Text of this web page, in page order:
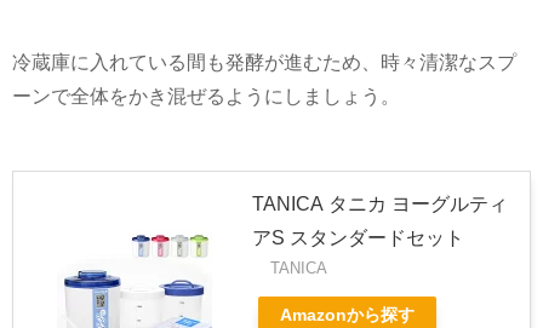
冷蔵庫に入れている間も発酵が進むため、時々清潔なスプ
ーンで全体をかき混ぜるようにしましょう。
TANICA タニカ ヨーグルティ
アS スタンダードセット
TANICA
Amazonから探す